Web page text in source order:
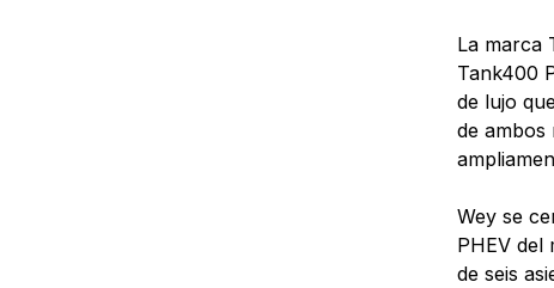
La marca
Tank400
de lujo
de ambos
Wey se
PHEV del
de seis